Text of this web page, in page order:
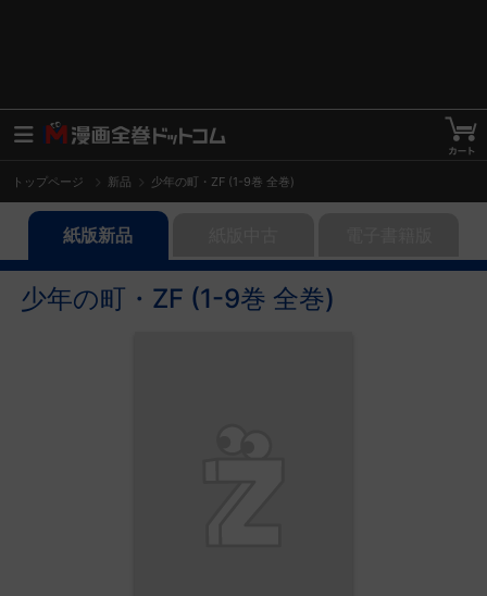
トップページ 新品 少年の町・ZF (1-9巻 全巻)
紙版新品
少年の町・ZF (1-9巻 全巻)